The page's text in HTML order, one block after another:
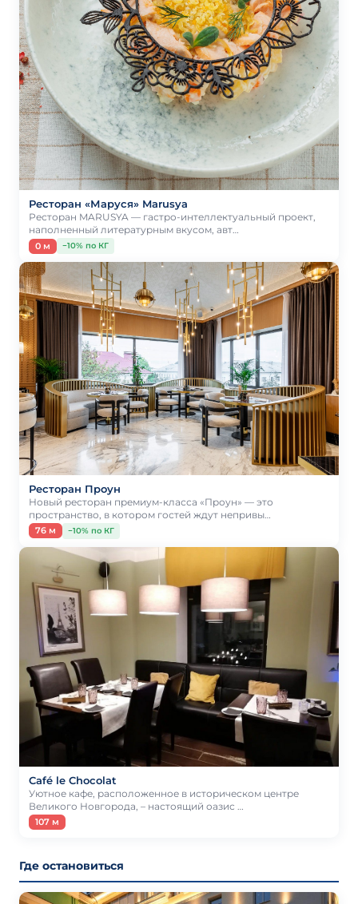
Ресторан «Маруся» Marusya
Ресторан MARUSYA — гастро-интеллектуальный проект,
наполненный литературным вкусом, авт…
0 м −10% по КГ
Ресторан Проун
Новый ресторан премиум-класса «Проун» — это
пространство, в котором гостей ждут непривы…
76 м −10% по КГ
Café le Chocolat
Уютное кафе, расположенное в историческом центре
Великого Новгорода, – настоящий оазис …
107 м
Где остановиться